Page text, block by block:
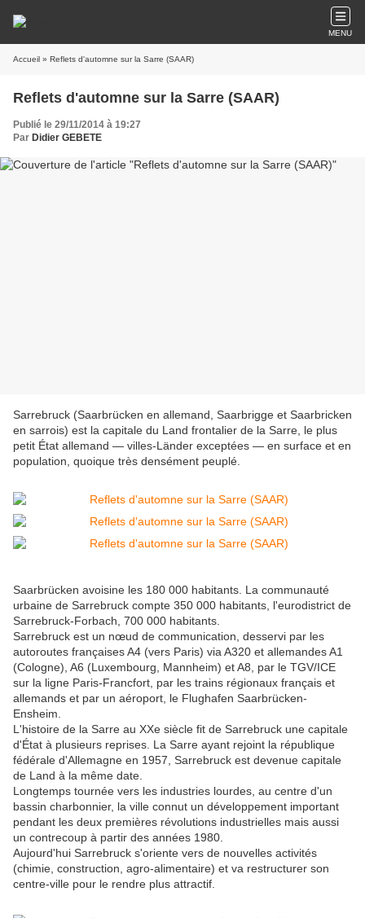
MENU
Accueil » Reflets d'automne sur la Sarre (SAAR)
Reflets d'automne sur la Sarre (SAAR)
Publié le 29/11/2014 à 19:27
Par Didier GEBETE
Sarrebruck (Saarbrücken en allemand, Saarbrigge et Saarbricken
en sarrois) est la capitale du Land frontalier de la Sarre, le plus
petit État allemand — villes-Länder exceptées — en surface et en
population, quoique très densément peuplé.
Saarbrücken avoisine les 180 000 habitants. La communauté
urbaine de Sarrebruck compte 350 000 habitants, l'eurodistrict de
Sarrebruck-Forbach, 700 000 habitants.
Sarrebruck est un nœud de communication, desservi par les
autoroutes françaises A4 (vers Paris) via A320 et allemandes A1
(Cologne), A6 (Luxembourg, Mannheim) et A8, par le TGV/ICE
sur la ligne Paris-Francfort, par les trains régionaux français et
allemands et par un aéroport, le Flughafen Saarbrücken-
Ensheim.
L'histoire de la Sarre au XXe siècle fit de Sarrebruck une capitale
d'État à plusieurs reprises. La Sarre ayant rejoint la république
fédérale d'Allemagne en 1957, Sarrebruck est devenue capitale
de Land à la même date.
Longtemps tournée vers les industries lourdes, au centre d'un
bassin charbonnier, la ville connut un développement important
pendant les deux premières révolutions industrielles mais aussi
un contrecoup à partir des années 1980.
Aujourd'hui Sarrebruck s'oriente vers de nouvelles activités
(chimie, construction, agro-alimentaire) et va restructurer son
centre-ville pour le rendre plus attractif.